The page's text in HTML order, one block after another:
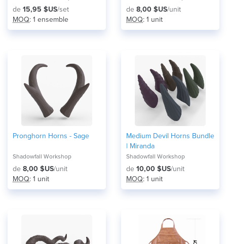
de 15,95 $US/set
MOQ: 1 ensemble
de 8,00 $US/unit
MOQ: 1 unit
Pronghorn Horns - Sage
Shadowfall Workshop
de 8,00 $US/unit
MOQ: 1 unit
Medium Devil Horns Bundle
| Miranda
Shadowfall Workshop
de 10,00 $US/unit
MOQ: 1 unit